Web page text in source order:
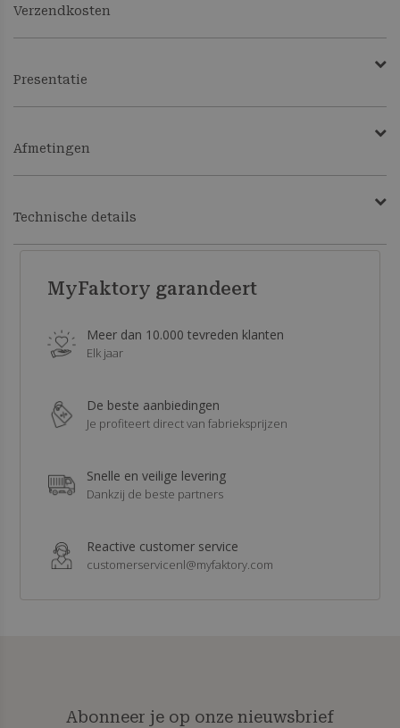
Verzendkosten
Presentatie
Afmetingen
Technische details
MyFaktory garandeert
Meer dan 10.000 tevreden klanten
Elk jaar
De beste aanbiedingen
Je profiteert direct van fabrieksprijzen
Snelle en veilige levering
Dankzij de beste partners
Reactive customer service
customerservicenl@myfaktory.com
Abonneer je op onze nieuwsbrief